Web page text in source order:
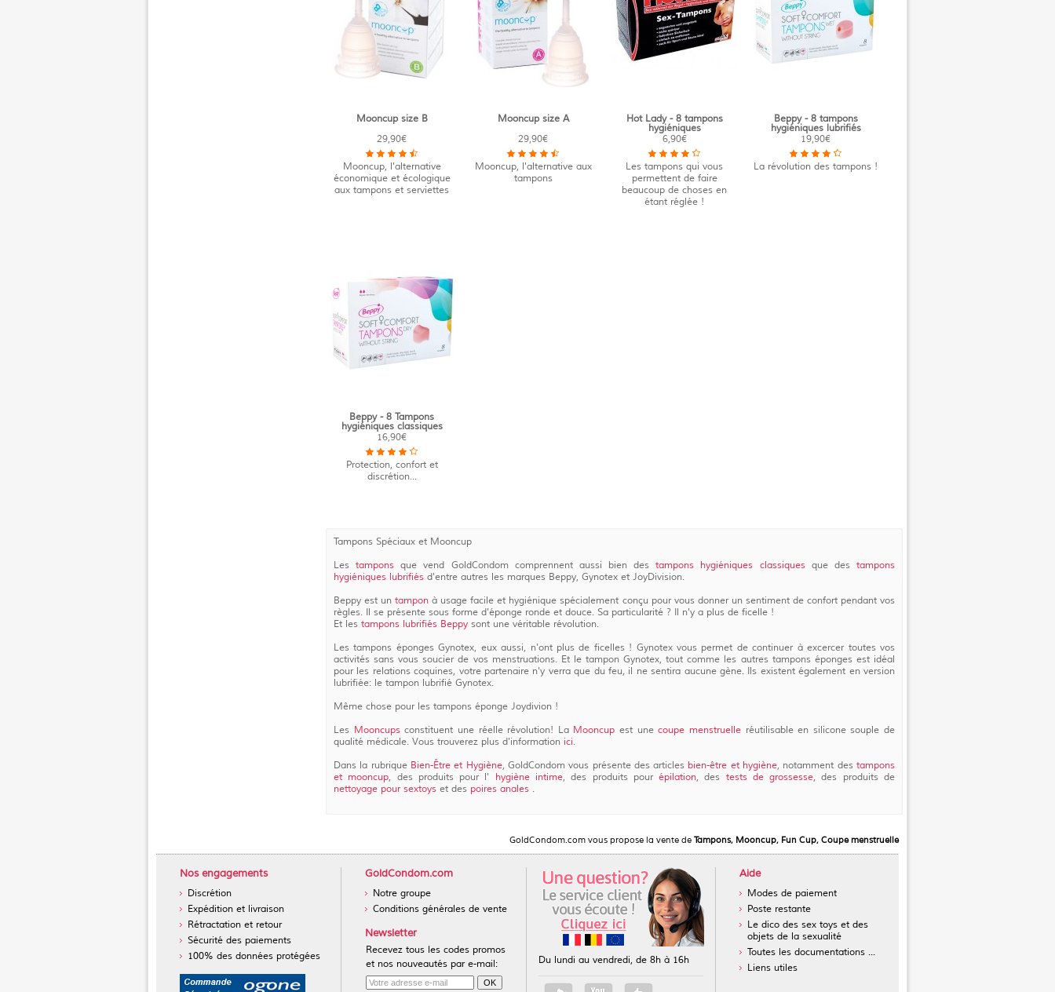
Mooncup size B
29,90€
Mooncup, l'alternative
économique et écologique
aux tampons et serviettes
Mooncup size A
29,90€
Mooncup, l'alternative aux
tampons
Hot Lady - 8 tampons
hygiéniques
6,90€
Les tampons qui vous
permettent de faire
beaucoup de choses en
étant réglée !
Beppy - 8 tampons
hygiéniques lubrifiés
19,90€
La révolution des tampons !
Beppy - 8 Tampons
hygiéniques classiques
16,90€
Protection, confort et
discrétion...
Tampons Spéciaux et Mooncup
Lestampons que vend GoldCondom comprennent aussi bien destampons hygiéniques classiquesque destampons
hygiéniques lubrifiés d'entre autres les marques Beppy, Gynotex et JoyDivision.
Beppy est untampon à usage facile et hygiénique spécialement conçu pour vous donner un sentiment de confort pendant vos
règles. Il se présente sous forme d'éponge ronde et douce. Sa particularité ? Il n'y a plus de ficelle !
Et les tampons lubrifiés Beppy sont une véritable révolution.
Les tampons éponges Gynotex, eux aussi, n'ont plus de ficelles ! Gynotex vous permet de continuer à excercer toutes vos
activités sans vous soucier de vos menstruations. Et le tampon Gynotex, tout comme les autres tampons éponges est idéal
pour les relations coquines, votre partenaire n'y verra que du feu, il ne sentira aucune gène. Ils existent également en version
lubrifiée: le tampon lubrifié Gynotex.
Même chose pour les tampons éponge Joydivion !
Les Mooncupsconstituent une réelle révolution! La Mooncup est unecoupe menstruelleréutilisable en silicone souple de
qualité médicale. Vous trouverez plus d'information ici.
Dans la rubrique Bien-Être et Hygiène, GoldCondom vous présente des articlesbien-être et hygiène, notamment des tampons
et mooncup, des produits pour l' hygiène intime, des produits pourépilation, des tests de grossesse, des produits de
nettoyage pour sextoys et des poires anales .
GoldCondom.com vous propose la vente de Tampons, Mooncup, Fun Cup, Coupe menstruelle
Nos engagements
Discrétion
Expédition et livraison
Rétractation et retour
Sécurité des paiements
100% des données protégées
GoldCondom.com
Notre groupe
Conditions générales de vente
Newsletter
Recevez tous les codes promos
et nos nouveautés par e-mail:
Du lundi au vendredi, de 8h à 16h
Aide
Modes de paiement
Poste restante
Le dico des sex toys et des
objets de la sexualité
Toutes les documentations ...
Liens utiles